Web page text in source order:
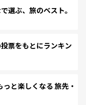
選ぶ、旅のベスト。
票をもとにランキン
と楽しくなる 旅先・